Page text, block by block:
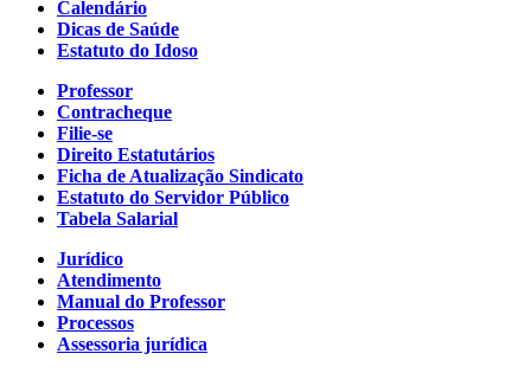
Calendário
Dicas de Saúde
Estatuto do Idoso
Professor
Contracheque
Filie-se
Direito Estatutários
Ficha de Atualização Sindicato
Estatuto do Servidor Público
Tabela Salarial
Jurídico
Atendimento
Manual do Professor
Processos
Assessoria jurídica